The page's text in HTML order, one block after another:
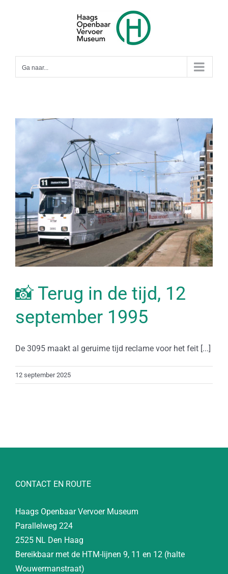
Ga naar...
📸 Terug in de tijd, 12
september 1995
De 3095 maakt al geruime tijd reclame voor het feit [...]
12 september 2025
CONTACT EN ROUTE
Haags Openbaar Vervoer Museum
Parallelweg 224
2525 NL Den Haag
Bereikbaar met de HTM-lijnen 9, 11 en 12 (halte
Wouwermanstraat)